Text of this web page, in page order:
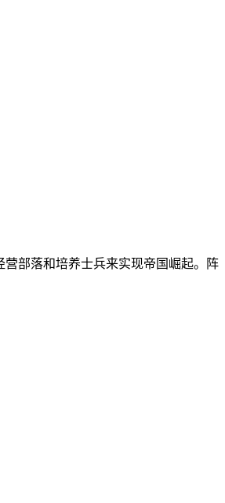
部落和培养士兵来实现帝国崛起。阵